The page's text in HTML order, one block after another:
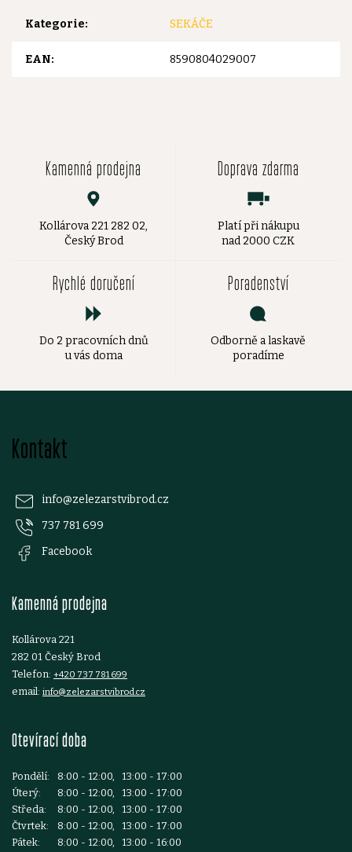
Kategorie: SEKÁČE
EAN: 8590804029007
Kamenná prodejna
Kollárova 221 282 02,
Český Brod
Doprava zdarma
Platí při nákupu
nad 2000 CZK
Rychlé doručení
Do 2 pracovních dnů
u vás doma
Poradenství
Odborně a laskavě
poradíme
Kontakt
info@zelezarstvibrod.cz
737 781 699
Facebook
Kamenná prodejna
Kollárova 221
282 01 Český Brod
Telefon: +420 737 781 699
email: info@zelezarstvibrod.cz
Otevírací doba
Pondělí:
8:00 - 12:00, 13:00 - 17:00
Úterý:
8:00 - 12:00, 13:00 - 17:00
Středa:
8:00 - 12:00, 13:00 - 17:00
Čtvrtek:
8:00 - 12:00, 13:00 - 17:00
Pátek:
8:00 - 12:00, 13:00 - 16:00